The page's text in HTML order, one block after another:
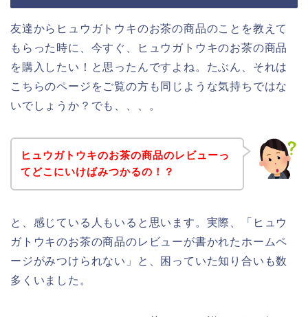
友達からヒュウガトウキのお茶の商品のことを教えて
もらった時に、今すぐ、ヒュウガトウキのお茶の商品
を購入したい！と思ったんですよね。たぶん、それは
こちらのページをご覧の方も同じような気持ちではな
いでしょうか？でも、、、。
ヒュウガトウキのお茶の商品のレビューっ
てどこにいけばみつかるの！？
と、感じている人もいると思います。実際、「ヒュウ
ガトウキのお茶の商品のレビューが書かれたホームペ
ージがみつけられない」と、困っていた知り合いも数
多くいました。